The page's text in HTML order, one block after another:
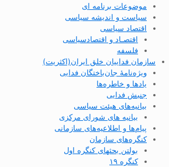
موضوعات برنامه ای
سیاست و اندیشه سیاسی
اقتصاد سیاسی
اقتصـاد و اقتصاد‌سیاسی
فلسفه
سازمان فداییان خلق ایران(اکثریت)
ویژه‌نامهٔ جان‌باختگان فدایی
یادها و خاطره‌ها
جنبش فدایی
بیانیه‌های هیئت سیاسی
بیانیه های شورای مرکزی
پیام‌ها و اطلاعیه‌های سازمانی
کنگره‌های سازمان
بولتن بحثهای کنگره اول
کنگره ۱۹